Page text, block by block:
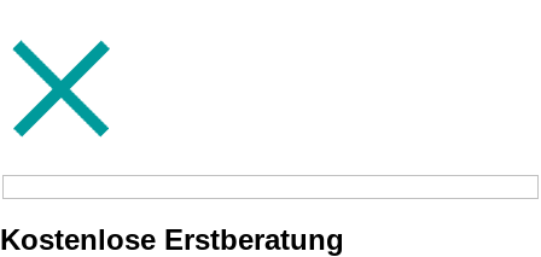
Kostenlose Erstberatung